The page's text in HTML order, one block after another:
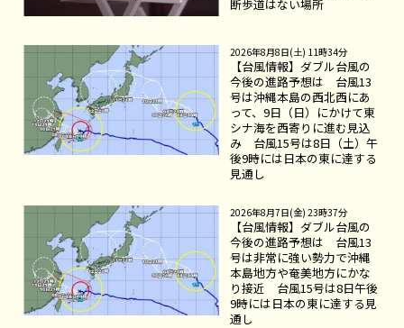
断歩道はない場所
2026年8月8日(土) 11時34分
【台風情報】ダブル台風の
今後の進路予想は 台風13
号は沖縄本島の西北西にあ
って、9日（日）にかけて東
シナ海を西寄りに進む見込
み 台風15号は8日（土）午
後9時には日本の東に達する
見通し
2026年8月7日(金) 23時37分
【台風情報】ダブル台風の
今後の進路予想は 台風13
号は非常に強い勢力で沖縄
本島地方や奄美地方にかな
り接近 台風15号は8日午後
9時には日本の東に達する見
通し